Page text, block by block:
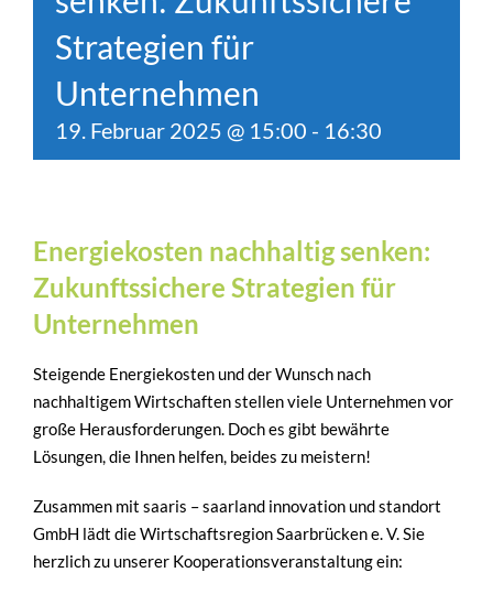
Strategien für
Unternehmen
19. Februar 2025 @ 15:00 - 16:30
Energiekosten nachhaltig senken:
Zukunftssichere Strategien für
Unternehmen
Steigende Energiekosten und der Wunsch nach
nachhaltigem Wirtschaften stellen viele Unternehmen vor
große Herausforderungen. Doch es gibt bewährte
Lösungen, die Ihnen helfen, beides zu meistern!
Zusammen mit saaris – saarland innovation und standort
GmbH lädt die Wirtschaftsregion Saarbrücken e. V. Sie
herzlich zu unserer Kooperationsveranstaltung ein: